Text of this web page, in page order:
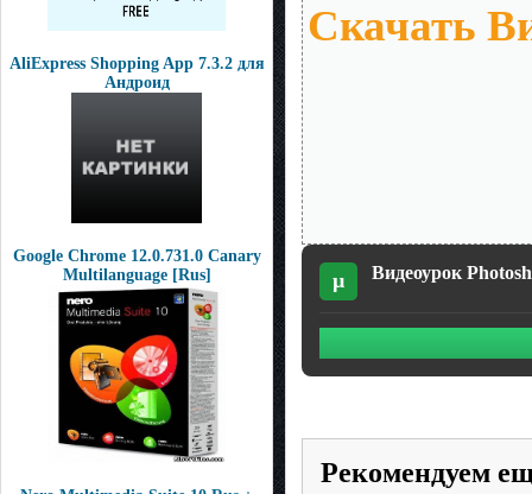
AliExpress Shopping App 7.3.2 для
Андроид
Google Chrome 12.0.731.0 Canary
Multilanguage [Rus]
Скачать
µ Видеоурок
Рекомендуем